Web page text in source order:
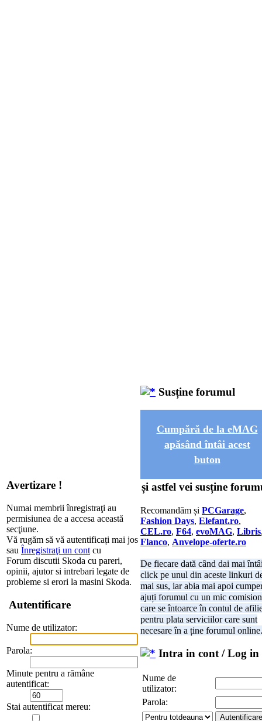
Avertizare !
Numai membrii înregistraţi au
permisiunea de a accesa această
secţiune.
Vă rugăm să vă autentificați mai jos
sau Înregistraţi un cont cu
Forum discutii Skoda cu pareri,
opinii, ajutor si intrebari legate de
probleme si erori la masini Skoda.
Autentificare
Nume de utilizator:
Parola:
Minute pentru a rămâne
autentificat:
Stai autentificat mereu:
Susține forumul
Cumpără de la eMAG
apăsând întâi acest
buton
și astfel vei susține
Recomandăm și PCGarage,
Fashion Days, Elefant.ro,
CEL.ro, F64, evoMAG, Libris
Flanco, Anvelope-oferte.ro
De fiecare dată când dai mai
click pe unul din aceste linkuri
mai sus, iar abia mai apoi
ajuți forumul cu un mic comision
care se întoarce în contul de
pentru plata serviciilor care sunt
necesare în a ține forumul online.
Intra in cont / Log in
Nume de
utilizator:
Parola: